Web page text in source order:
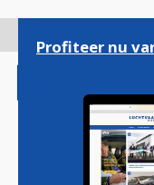
gaan
Profiteer nu